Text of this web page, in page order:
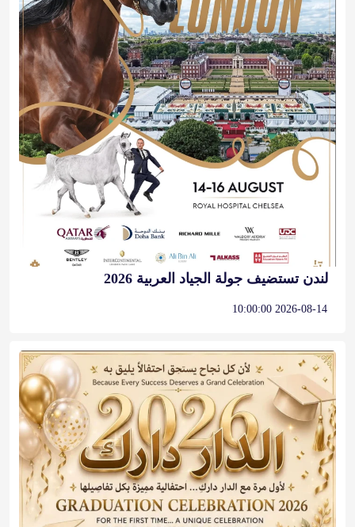
لندن تستضيف جولة الجياد العربية 2026
2026-08-14 10:00:00